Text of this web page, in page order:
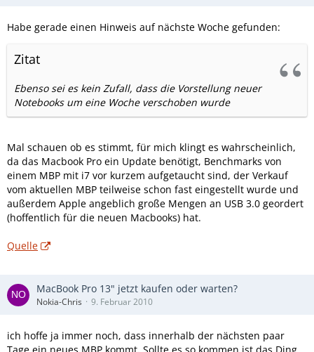
Habe gerade einen Hinweis auf nächste Woche gefunden:
Zitat
Ebenso sei es kein Zufall, dass die Vorstellung neuer
Notebooks um eine Woche verschoben wurde
Mal schauen ob es stimmt, für mich klingt es wahrscheinlich,
da das Macbook Pro ein Update benötigt, Benchmarks von
einem MBP mit i7 vor kurzem aufgetaucht sind, der Verkauf
vom aktuellen MBP teilweise schon fast eingestellt wurde und
außerdem Apple angeblich große Mengen an USB 3.0 geordert
(hoffentlich für die neuen Macbooks) hat.
Quelle
MacBook Pro 13" jetzt kaufen oder warten?
Nokia-Chris 9. Februar 2010
ich hoffe ja immer noch, dass innerhalb der nächsten paar